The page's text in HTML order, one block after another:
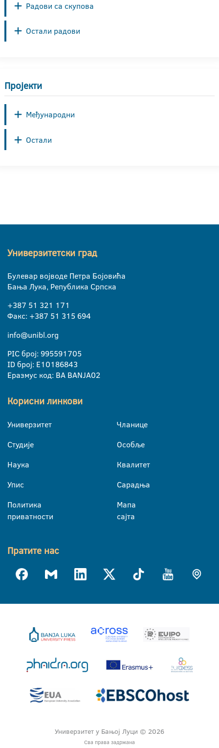
Радови са скупова
Остали радови
Пројекти
Међународни
Остали
Универзитетски град
Булевар војводе Петра Бојовића
Бања Лука, Република Српска
+387 51 321 171
Факс: +387 51 315 694
info@unibl.org
PIC број: 995591705
ID број: E10186843
Еразмус код: BA BANJA02
Корисни линкови
Универзитет
Студије
Наука
Упис
Политика
приватности
Чланице
Особље
Квалитет
Сарадња
Мапа
сајта
Пратите нас
Универзитет у Бањој Луци © 2026
Сва права задржана